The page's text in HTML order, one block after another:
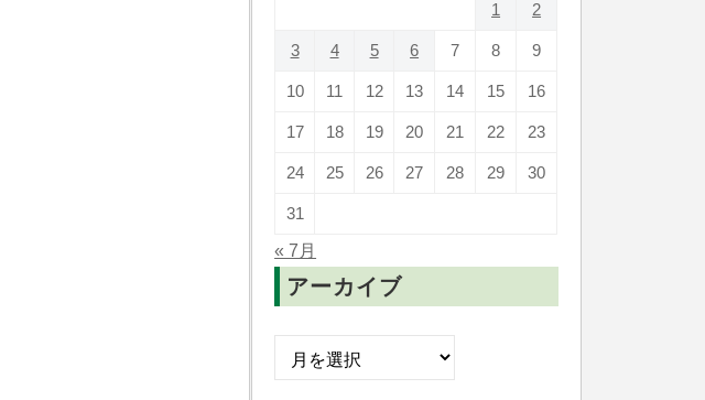
1 2
3 4 5 6 7 8 9
10 11 12 13 14 15 16
17 18 19 20 21 22 23
24 25 26 27 28 29 30
31
« 7月
アーカイブ
ー